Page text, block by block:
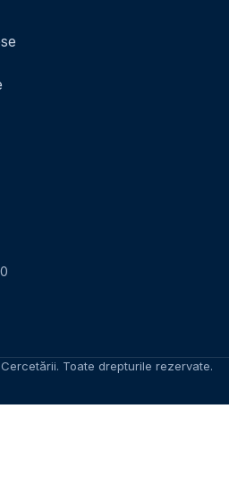
Toate drepturile rezervate.